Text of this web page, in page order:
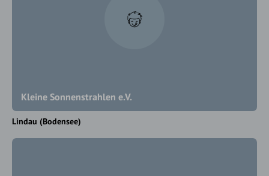
Kleine Sonnenstrahlen e.V.
Lindau (Bodensee)